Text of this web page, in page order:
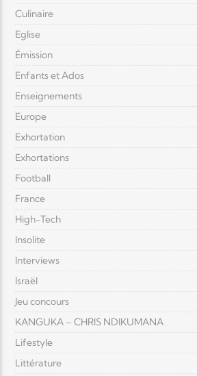
Culinaire
Eglise
Émission
Enfants et Ados
Enseignements
Europe
Exhortation
Exhortations
Football
France
High-Tech
Insolite
Interviews
Israël
Jeu concours
KANGUKA – CHRIS NDIKUMANA
Lifestyle
Littérature